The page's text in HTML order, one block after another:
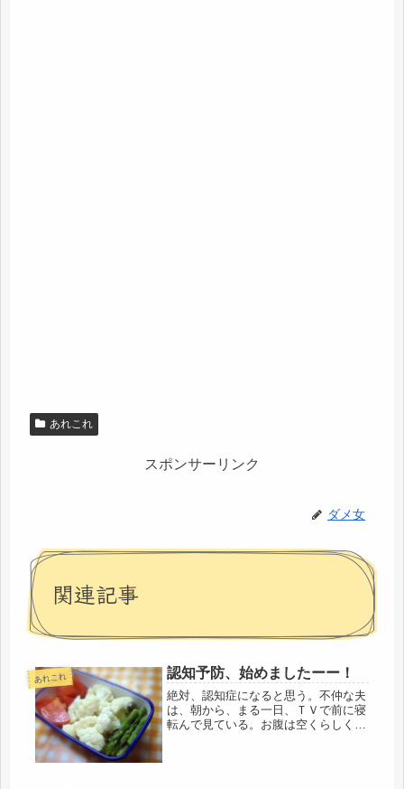
あれこれ
スポンサーリンク
ダメ女
関連記事
あれこれ 認知予防、始めましたーー！
絶対、認知症になると思う。不仲な夫
は、朝から、まる一日、ＴＶで前に寝
転んで見ている。お腹は空くらしく、